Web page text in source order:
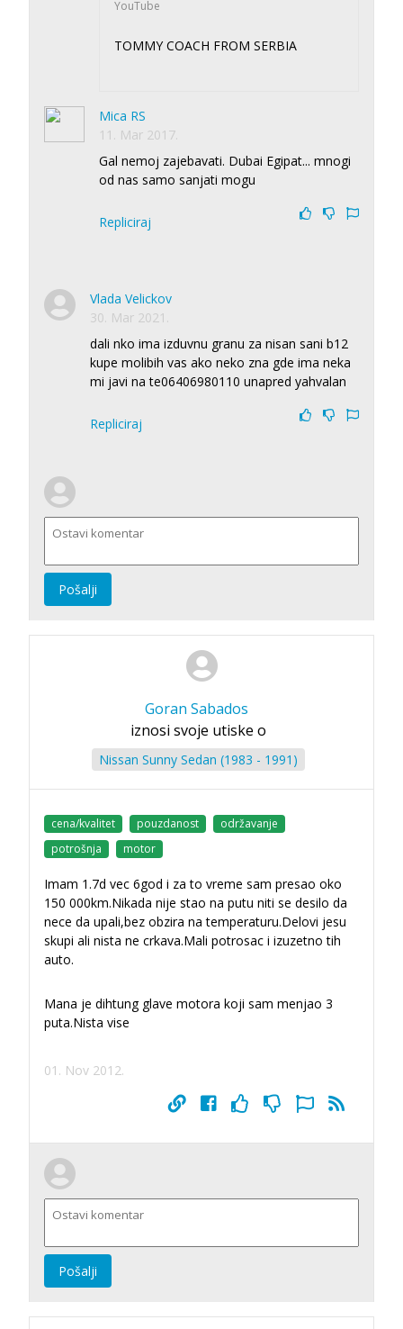
YouTube
TOMMY COACH FROM SERBIA
Mica RS
11. Mar 2017.
Gal nemoj zajebavati. Dubai Egipat... mnogi
od nas samo sanjati mogu
Repliciraj
Vlada Velickov
30. Mar 2021.
dali nko ima izduvnu granu za nisan sani b12
kupe molibih vas ako neko zna gde ima neka
mi javi na te06406980110 unapred yahvalan
Repliciraj
Pošalji
Goran Sabados
iznosi svoje utiske o
Nissan Sunny Sedan (1983 - 1991)
cena/kvalitet pouzdanost
održavanje
potrošnja
motor
Imam 1.7d vec 6god i za to vreme sam presao oko
150 000km.Nikada nije stao na putu niti se desilo da
nece da upali,bez obzira na temperaturu.Delovi jesu
skupi ali nista ne crkava.Mali potrosac i izuzetno tih
auto.
Mana je dihtung glave motora koji sam menjao 3
puta.Nista vise
01. Nov 2012.
Pošalji